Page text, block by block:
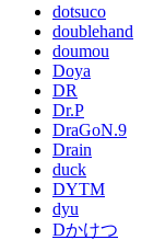
dotsuco
doublehand
doumou
Doya
DR
Dr.P
DraGoN.9
Drain
duck
DYTM
dyu
Dかけつ